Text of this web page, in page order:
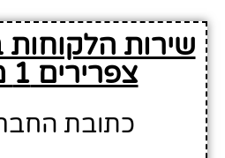
שירות
צפרירים 1 מסעדה
כתובת